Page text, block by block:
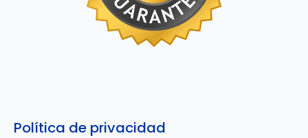
Política de privacidad